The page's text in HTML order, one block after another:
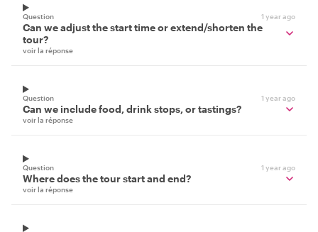
Question 1 year ago
Can we adjust the start time or extend/shorten the
tour?
voir la réponse
Question 1 year ago
Can we include food, drink stops, or tastings?
voir la réponse
Question 1 year ago
Where does the tour start and end?
voir la réponse